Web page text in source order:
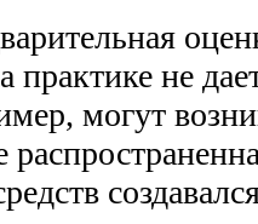
практике не
могут